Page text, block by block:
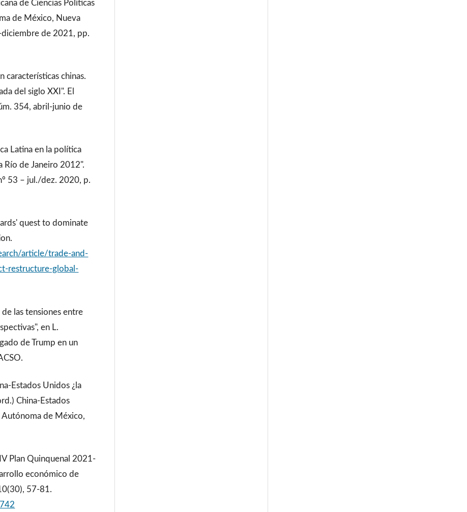
de Ciencias Políticas
de México, Nueva
de 2021, pp.
características chinas.
del siglo XXI". El
354, abril-junio de
Latina en la política
Río de Janeiro 2012".
53 – jul./dez. 2020, p.
quest to dominate
article/trade-and-
restructure-global-
las tensiones entre
en L.
de Trump en un
Estados Unidos ¿la
China-Estados
Autónoma de México,
Plan Quinquenal 2021-
económico de
57-81.